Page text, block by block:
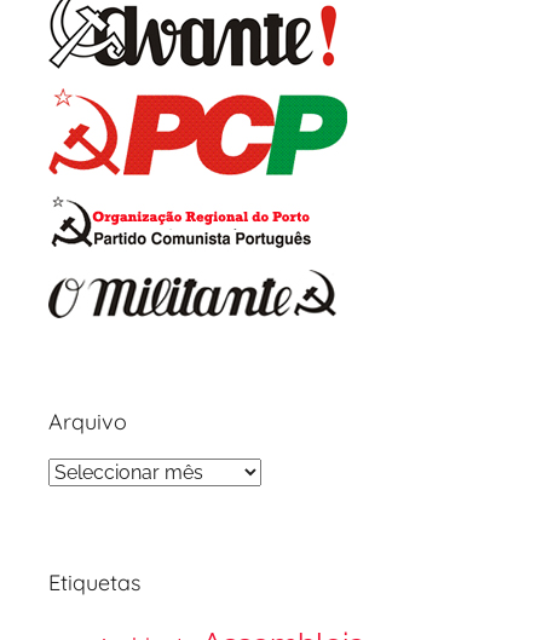
Arquivo
Arquivo
Etiquetas